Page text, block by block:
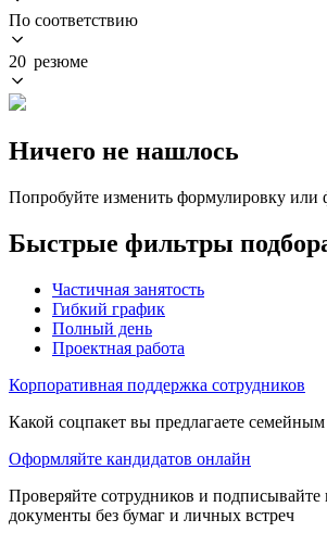
По соответствию
20 резюме
Ничего не нашлось
Попробуйте изменить формулировку или
Быстрые фильтры
Частичная занятость
Гибкий график
Полный день
Проектная работа
Корпоративная поддержка сотрудников
Какой соцпакет вы предлагаете
Оформляйте кандидатов онлайн
Проверяйте сотрудников и подписывайте
документы без бумаг и личных встреч